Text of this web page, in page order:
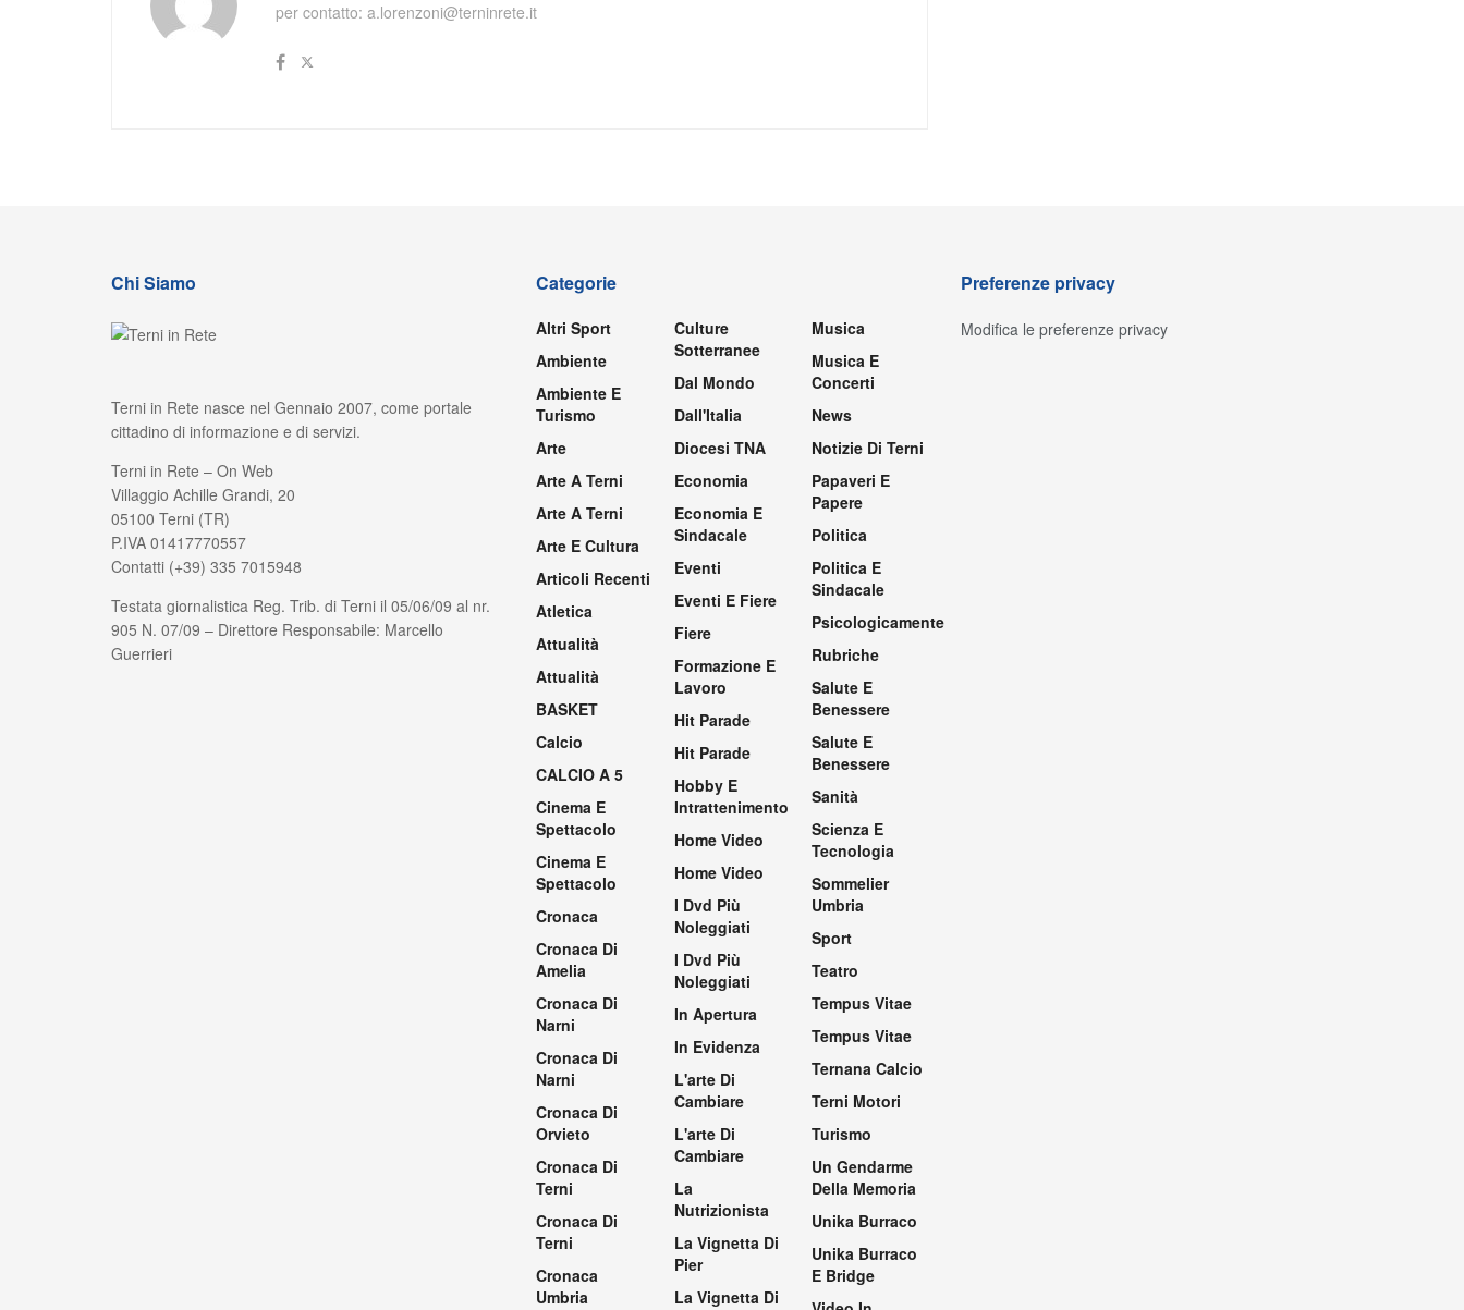
per contatto: a.lorenzoni@terninrete.it
Chi Siamo
Terni in Rete nasce nel Gennaio 2007, come portale
cittadino di informazione e di servizi.
Terni in Rete – On Web
Villaggio Achille Grandi, 20
05100 Terni (TR)
P.IVA 01417770557
Contatti (+39) 335 7015948
Testata giornalistica Reg. Trib. di Terni il 05/06/09 al nr.
905 N. 07/09 – Direttore Responsabile: Marcello
Guerrieri
Categorie
Altri Sport
Ambiente
Ambiente E
Turismo
Arte
Arte A Terni
Arte A Terni
Arte E Cultura
Articoli Recenti
Atletica
Attualità
Attualità
BASKET
Calcio
CALCIO A 5
Cinema E
Spettacolo
Cinema E
Spettacolo
Cronaca
Cronaca Di
Amelia
Cronaca Di
Narni
Cronaca Di
Narni
Cronaca Di
Orvieto
Cronaca Di
Terni
Cronaca Di
Terni
Cronaca
Umbria
Culture
Sotterranee
Dal Mondo
Dall'Italia
Diocesi TNA
Economia
Economia E
Sindacale
Eventi
Eventi E Fiere
Fiere
Formazione E
Lavoro
Hit Parade
Hit Parade
Hobby E
Intrattenimento
Home Video
Home Video
I Dvd Più
Noleggiati
I Dvd Più
Noleggiati
In Apertura
In Evidenza
L'arte Di
Cambiare
L'arte Di
Cambiare
La
Nutrizionista
La Vignetta Di
Pier
La Vignetta Di
Musica
Musica E
Concerti
News
Notizie Di Terni
Papaveri E
Papere
Politica
Politica E
Sindacale
Psicologicamente
Rubriche
Salute E
Benessere
Salute E
Benessere
Sanità
Scienza E
Tecnologia
Sommelier
Umbria
Sport
Teatro
Tempus Vitae
Tempus Vitae
Ternana Calcio
Terni Motori
Turismo
Un Gendarme
Della Memoria
Unika Burraco
Unika Burraco
E Bridge
Preferenze privacy
Modifica le preferenze privacy